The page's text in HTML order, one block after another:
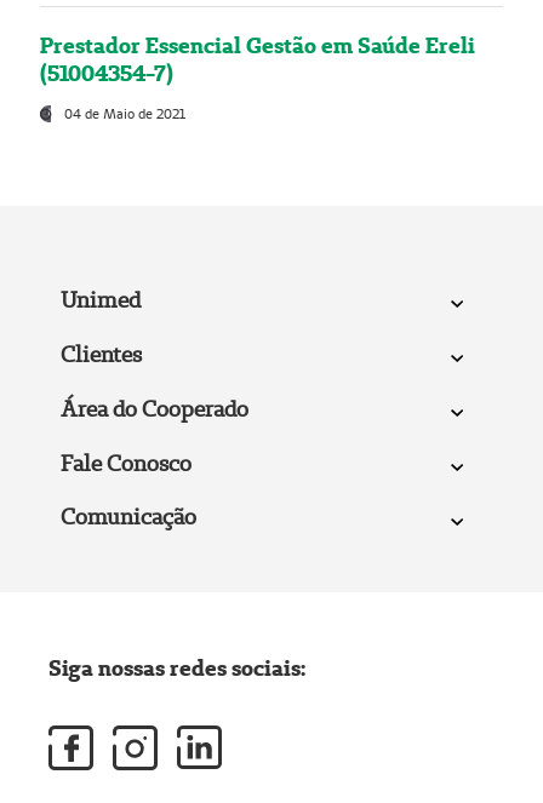
Prestador Essencial Gestão em Saúde Ereli
(51004354-7)
04 de Maio de 2021
Unimed
Clientes
Área do Cooperado
Fale Conosco
Comunicação
Siga nossas redes sociais: